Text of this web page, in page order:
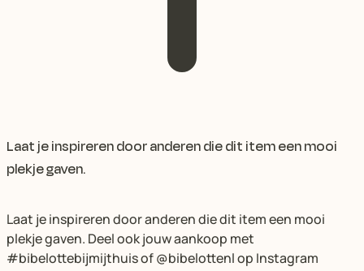
Laat je inspireren door anderen die dit item een mooi
plekje gaven.
Laat je inspireren door anderen die dit item een mooi
plekje gaven. Deel ook jouw aankoop met
#bibelottebijmijthuis of @bibelottenl op Instagram